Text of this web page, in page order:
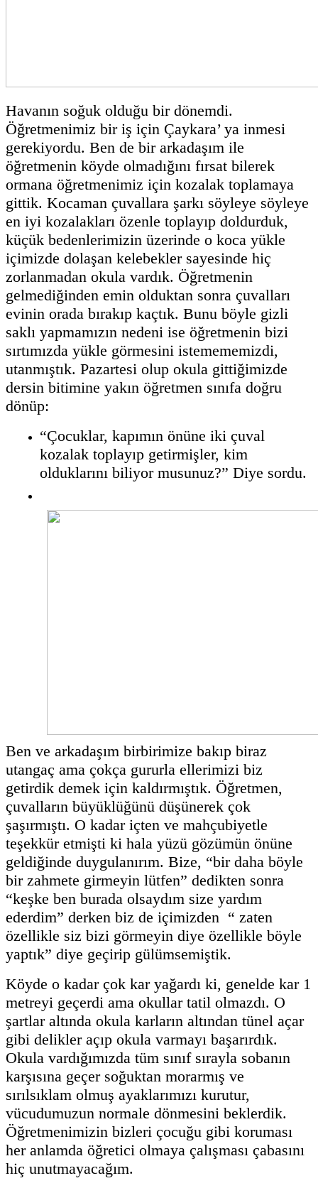
Havanın soğuk olduğu bir dönemdi.
Öğretmenimiz bir iş için Çaykara’ ya inmesi
gerekiyordu. Ben de bir arkadaşım ile
öğretmenin köyde olmadığını fırsat bilerek
ormana öğretmenimiz için kozalak toplamaya
gittik. Kocaman çuvallara şarkı söyleye söyleye
en iyi kozalakları özenle toplayıp doldurduk,
küçük bedenlerimizin üzerinde o koca yükle
içimizde dolaşan kelebekler sayesinde hiç
zorlanmadan okula vardık. Öğretmenin
gelmediğinden emin olduktan sonra çuvalları
evinin orada bırakıp kaçtık. Bunu böyle gizli
saklı yapmamızın nedeni ise öğretmenin bizi
sırtımızda yükle görmesini istemememizdi,
utanmıştık. Pazartesi olup okula gittiğimizde
dersin bitimine yakın öğretmen sınıfa doğru
dönüp:
“Çocuklar, kapımın önüne iki çuval
kozalak toplayıp getirmişler, kim
olduklarını biliyor musunuz?” Diye sordu.
Ben ve arkadaşım birbirimize bakıp biraz
utangaç ama çokça gururla ellerimizi biz
getirdik demek için kaldırmıştık. Öğretmen,
çuvalların büyüklüğünü düşünerek çok
şaşırmıştı. O kadar içten ve mahçubiyetle
teşekkür etmişti ki hala yüzü gözümün önüne
geldiğinde duygulanırım. Bize, “bir daha böyle
bir zahmete girmeyin lütfen” dedikten sonra
“keşke ben burada olsaydım size yardım
ederdim” derken biz de içimizden “ zaten
özellikle siz bizi görmeyin diye özellikle böyle
yaptık” diye geçirip gülümsemiştik.
Köyde o kadar çok kar yağardı ki, genelde kar 1
metreyi geçerdi ama okullar tatil olmazdı. O
şartlar altında okula karların altından tünel açar
gibi delikler açıp okula varmayı başarırdık.
Okula vardığımızda tüm sınıf sırayla sobanın
karşısına geçer soğuktan morarmış ve
sırılsıklam olmuş ayaklarımızı kurutur,
vücudumuzun normale dönmesini beklerdik.
Öğretmenimizin bizleri çocuğu gibi koruması
her anlamda öğretici olmaya çalışması çabasını
hiç unutmayacağım.